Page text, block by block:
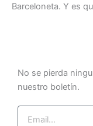
Barceloneta. Y es
No se pierda
nuestro boletín.